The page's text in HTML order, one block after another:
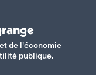
de l'économie
publique.